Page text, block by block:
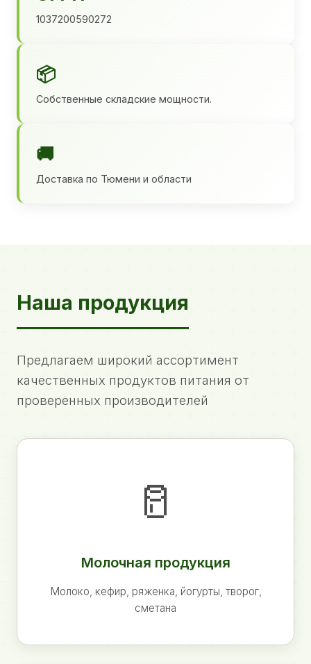
1037200590272
📦
Собственные складские мощности.
🚚
Доставка по Тюмени и области
Наша продукция
Предлагаем широкий ассортимент
качественных продуктов питания от
проверенных производителей
🥛
Молочная продукция
Молоко, кефир, ряженка, йогурты, творог,
сметана